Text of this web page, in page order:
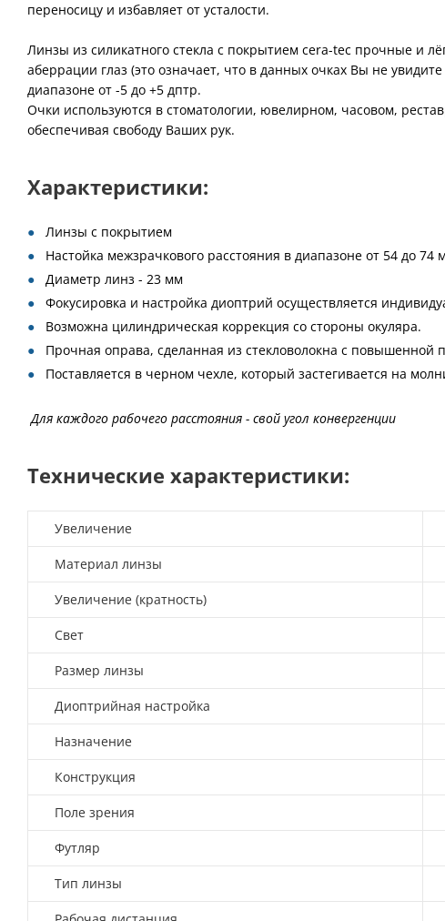
переносицу и избавляет от усталости.
Линзы из силикатного стекла с покрытием cera-tec прочные и
аберрации глаз (это означает, что в данных очках Вы не
диапазоне от -5 до +5 дптр.
Очки используются в стоматологии, ювелирном, часовом,
обеспечивая свободу Ваших рук.
Характеристики:
Линзы с покрытием
Настойка межзрачкового расстояния в диапазоне от 54 до 74
Диаметр линз - 23 мм
Фокусировка и настройка диоптрий осуществляется
Возможна цилиндрическая коррекция со стороны окуляра.
Прочная оправа, сделанная из стекловолокна с повышенной
Поставляется в черном чехле, который застегивается на
Для каждого рабочего расстояния - свой угол конвергенции
Технические характеристики:
Увеличение
Материал линзы
Увеличение (кратность)
Свет
Размер линзы
Диоптрийная настройка
Назначение
Конструкция
Поле зрения
Футляр
Тип линзы